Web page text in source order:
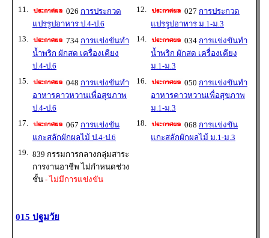
11.
026 การประกวด
แปรรูปอาหาร ป.4-ป.6
12. 027 การประกวด
แปรรูปอาหาร ม.1-ม.3
13.
734 การแข่งขันทำ
น้ำพริก ผักสด เครื่องเคียง
ป.4-ป.6
14. 034 การแข่งขันทำ
น้ำพริก ผักสด เครื่องเคียง
ม.1-ม.3
15.
048 การแข่งขันทำ
อาหารคาวหวานเพื่อสุขภาพ
ป.4-ป.6
16. 050 การแข่งขันทำ
อาหารคาวหวานเพื่อสุขภาพ
ม.1-ม.3
17.
067 การแข่งขัน
แกะสลักผักผลไม้ ป.4-ป.6
18. 068 การแข่งขัน
แกะสลักผักผลไม้ ม.1-ม.3
19. 839 กรรมการกลางกลุ่มสาระ
การงานอาชีพ ไม่กำหนดช่วง
ชั้น - ไม่มีการแข่งขัน
015 ปฐมวัย